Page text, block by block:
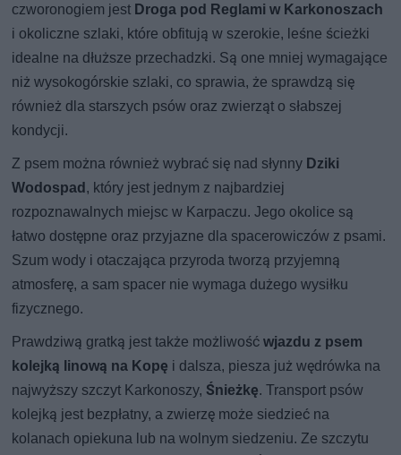
czworonogiem jest Droga pod Reglami w Karkonoszach
i okoliczne szlaki, które obfitują w szerokie, leśne ścieżki
idealne na dłuższe przechadzki. Są one mniej wymagające
niż wysokogórskie szlaki, co sprawia, że sprawdzą się
również dla starszych psów oraz zwierząt o słabszej
kondycji.
Z psem można również wybrać się nad słynny Dziki
Wodospad, który jest jednym z najbardziej
rozpoznawalnych miejsc w Karpaczu. Jego okolice są
łatwo dostępne oraz przyjazne dla spacerowiczów z psami.
Szum wody i otaczająca przyroda tworzą przyjemną
atmosferę, a sam spacer nie wymaga dużego wysiłku
fizycznego.
Prawdziwą gratką jest także możliwośćwjazdu z psem
kolejką linową na Kopę i dalsza, piesza już wędrówka na
najwyższy szczyt Karkonoszy, Śnieżkę. Transport psów
kolejką jest bezpłatny, a zwierzę może siedzieć na
kolanach opiekuna lub na wolnym siedzeniu. Ze szczytu